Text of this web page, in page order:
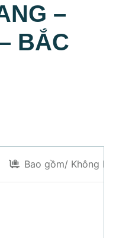
–
BẮC
Bao gồm/ Không